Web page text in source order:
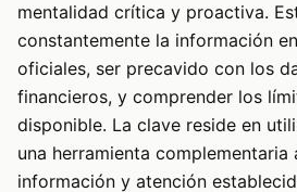
mentalidad crítica y proactiva.
constantemente la información
oficiales, ser precavido con los
financieros, y comprender los
disponible. La clave reside en
una herramienta complementaria
información y atención